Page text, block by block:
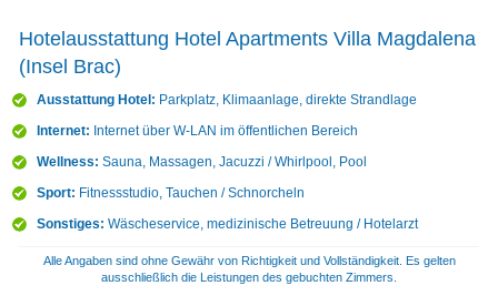
Hotelausstattung Hotel Apartments Villa Magdalena
(Insel Brac)
Ausstattung Hotel: Parkplatz, Klimaanlage, direkte Strandlage
Internet: Internet über W-LAN im öffentlichen Bereich
Wellness: Sauna, Massagen, Jacuzzi / Whirlpool, Pool
Sport: Fitnessstudio, Tauchen / Schnorcheln
Sonstiges: Wäscheservice, medizinische Betreuung / Hotelarzt
Alle Angaben sind ohne Gewähr von Richtigkeit und Vollständigkeit. Es gelten
ausschließlich die Leistungen des gebuchten Zimmers.